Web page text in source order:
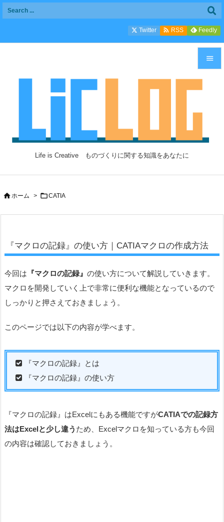
Life is Creative ものづくりに関する知識をあなたに

前へ

Twitter  RSS Feedly
ホーム > CATIA
『マクロの記録』の使い方｜CATIAマクロの作成方法
今回は 『マクロの記録』 の使い方について解説していきます。
マクロを開発していく上で非常に便利な機能となっているので
しっかりと押さえておきましょう。
このページでは以下の内容が学べます。
『マクロの記録』とは
『マクロの記録』の使い方
『マクロの記録』はExcelにもある機能ですがCATIAでの記録方
法はExcelと少し違う ため、Excelマクロを知っている方も今回
の内容は確認しておきましょう。